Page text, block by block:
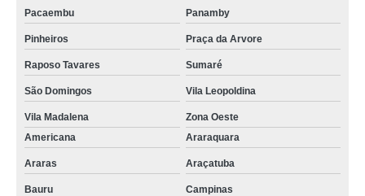
Pacaembu Panamby
Pinheiros Praça da Arvore
Raposo Tavares Sumaré
São Domingos Vila Leopoldina
Vila Madalena
Zona Oeste
Americana
Araraquara
Araras Araçatuba
Bauru Campinas